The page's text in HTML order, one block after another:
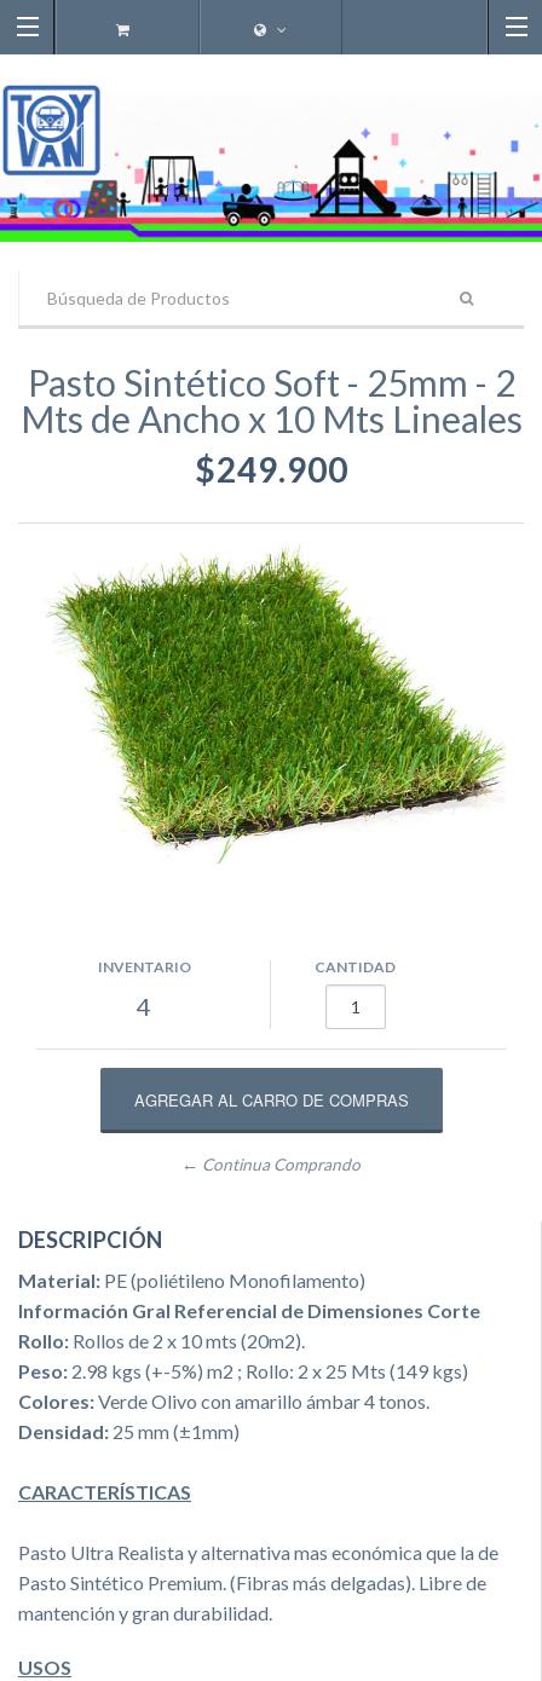
Pasto Sintético Soft - 25mm - 2
Mts de Ancho x 10 Mts Lineales
$249.900
INVENTARIO
4
CANTIDAD
← Continua Comprando
DESCRIPCIÓN
Material: PE (poliétileno Monofilamento)
Información Gral Referencial de Dimensiones Corte
Rollo: Rollos de 2 x 10 mts (20m2).
Peso: 2.98 kgs (+-5%) m2 ; Rollo: 2 x 25 Mts (149 kgs)
Colores:Verde Olivo con amarillo ámbar 4 tonos.
Densidad: 25 mm (±1mm)
CARACTERÍSTICAS
Pasto Ultra Realista y alternativa mas económica que la de
Pasto Sintético Premium. (Fibras más delgadas). Libre de
mantención y gran durabilidad.
USOS